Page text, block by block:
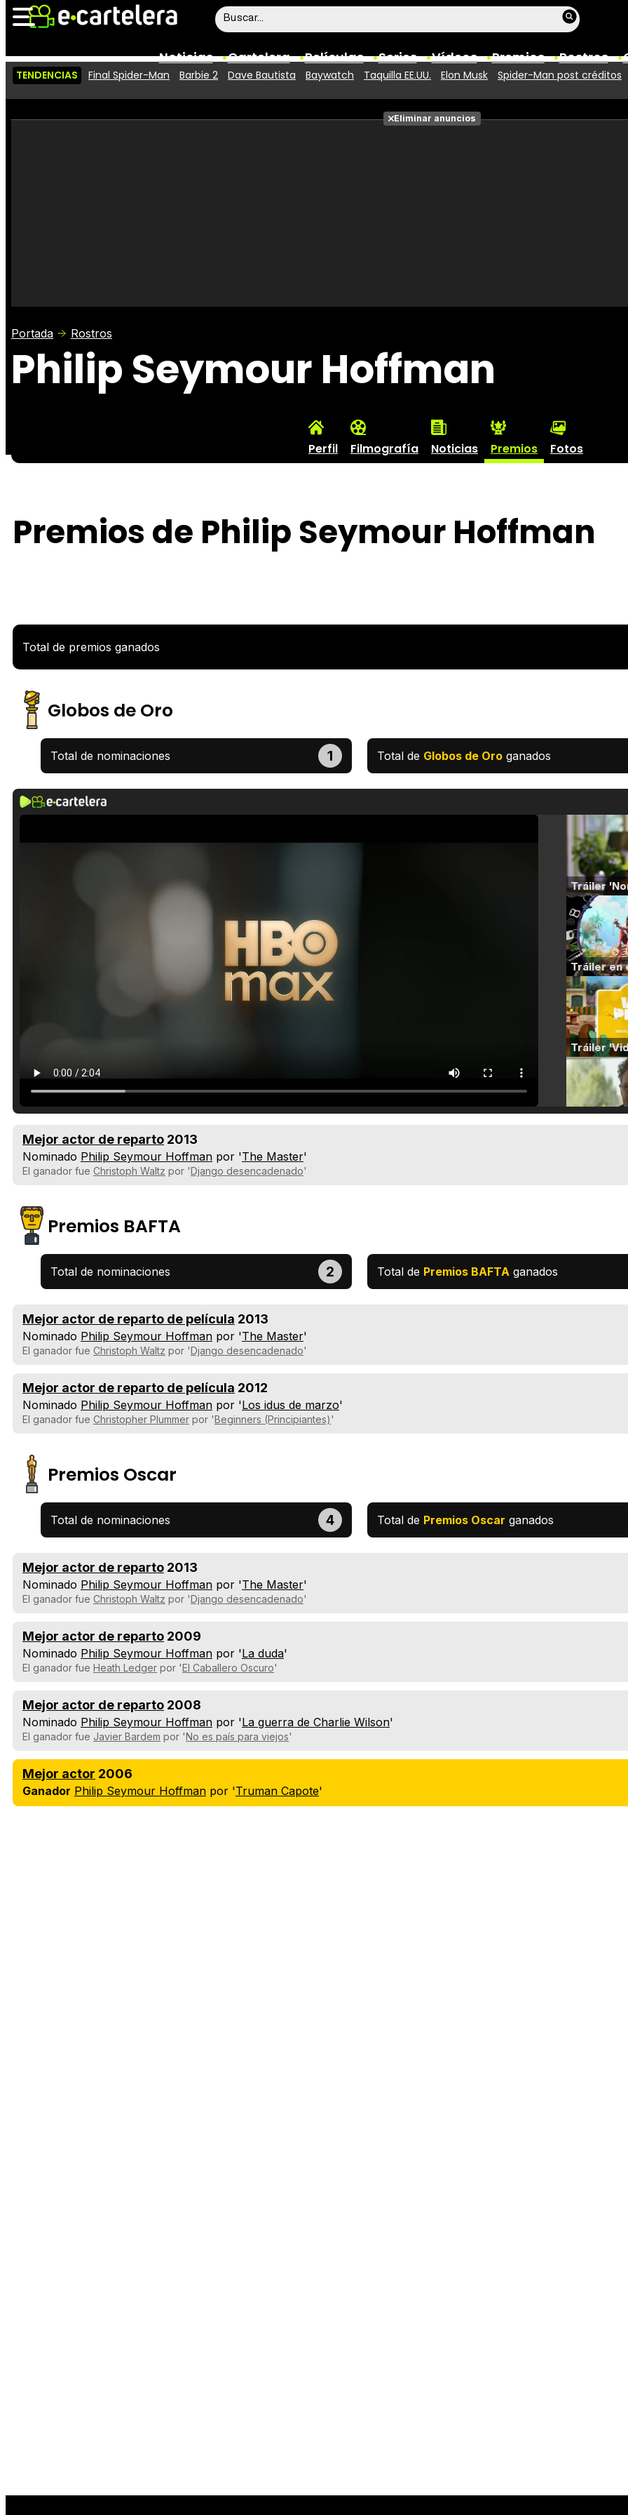
Noticias Cartelera Películas Series Vídeos Premios Rostros
Vídeos
Taquilla Fotos
TENDENCIAS Final Spider-Man Barbie 2 Dave Bautista Baywatch Taquilla EE.UU. Elon Musk Spider-Man post créditos
Eliminar anuncios
Portada Rostros
Philip Seymour Hoffman
Perfil Filmografía Noticias Premios Fotos
Premios de Philip Seymour Hoffman
Total de premios ganados
Globos de Oro
Total de nominaciones 1 Total de Globos de Oro ganados
Mejor actor de reparto 2013
Nominado Philip Seymour Hoffman por 'The Master'
El ganador fue Christoph Waltz por 'Django desencadenado'
Premios BAFTA
Total de nominaciones 2 Total de Premios BAFTA ganados
Mejor actor de reparto de película 2013
Nominado Philip Seymour Hoffman por 'The Master'
El ganador fue Christoph Waltz por 'Django desencadenado'
Mejor actor de reparto de película 2012
Nominado Philip Seymour Hoffman por 'Los idus de marzo'
El ganador fue Christopher Plummer por 'Beginners (Principiantes)'
Premios Oscar
Total de nominaciones 4 Total de Premios Oscar ganados
Mejor actor de reparto 2013
Nominado Philip Seymour Hoffman por 'The Master'
El ganador fue Christoph Waltz por 'Django desencadenado'
Mejor actor de reparto 2009
Nominado Philip Seymour Hoffman por 'La duda'
El ganador fue Heath Ledger por 'El Caballero Oscuro'
Mejor actor de reparto 2008
Nominado Philip Seymour Hoffman por 'La guerra de Charlie Wilson'
El ganador fue Javier Bardem por 'No es país para viejos'
Mejor actor 2006
Ganador Philip Seymour Hoffman por 'Truman Capote'